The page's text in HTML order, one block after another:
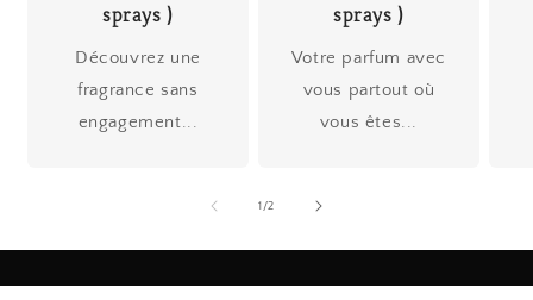
sprays )
Découvrez une
fragrance sans
engagement...
sprays )
Votre parfum avec
vous partout où
vous êtes...
1 /de
2